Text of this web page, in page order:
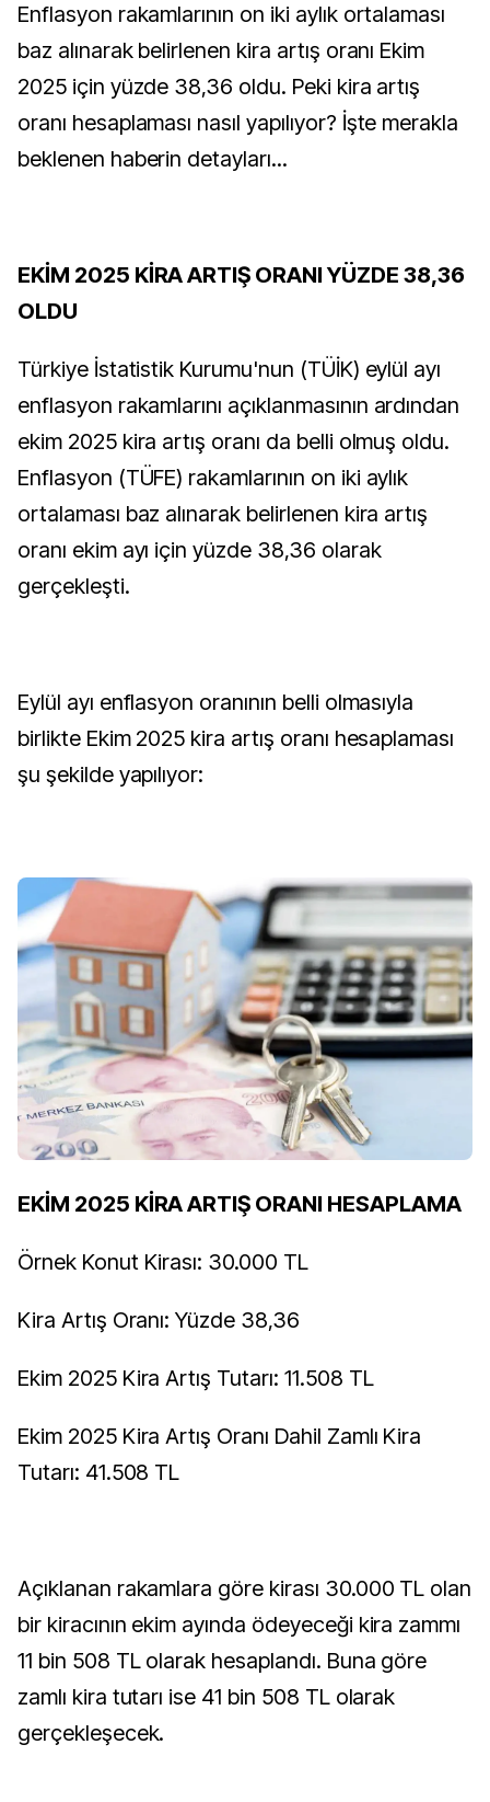
Enflasyon rakamlarının on iki aylık ortalaması
baz alınarak belirlenen kira artış oranı Ekim
2025 için yüzde 38,36 oldu. Peki kira artış
oranı hesaplaması nasıl yapılıyor? İşte merakla
beklenen haberin detayları...
EKİM 2025 KİRA ARTIŞ ORANI YÜZDE 38,36
OLDU
Türkiye İstatistik Kurumu'nun (TÜİK) eylül ayı
enflasyon rakamlarını açıklanmasının ardından
ekim 2025 kira artış oranı da belli olmuş oldu.
Enflasyon (TÜFE) rakamlarının on iki aylık
ortalaması baz alınarak belirlenen kira artış
oranı ekim ayı için yüzde 38,36 olarak
gerçekleşti.
Eylül ayı enflasyon oranının belli olmasıyla
birlikte Ekim 2025 kira artış oranı hesaplaması
şu şekilde yapılıyor:
EKİM 2025 KİRA ARTIŞ ORANI HESAPLAMA
Örnek Konut Kirası: 30.000 TL
Kira Artış Oranı: Yüzde 38,36
Ekim 2025 Kira Artış Tutarı: 11.508 TL
Ekim 2025 Kira Artış Oranı Dahil Zamlı Kira
Tutarı: 41.508 TL
Açıklanan rakamlara göre kirası 30.000 TL olan
bir kiracının ekim ayında ödeyeceği kira zammı
11 bin 508 TL olarak hesaplandı. Buna göre
zamlı kira tutarı ise 41 bin 508 TL olarak
gerçekleşecek.